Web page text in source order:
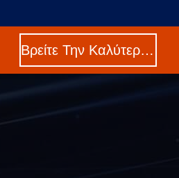
Βρείτε Την Καλύτερη Τιμή